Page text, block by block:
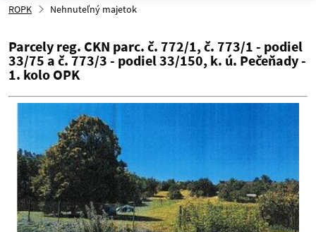
ROPK Nehnuteľný majetok
Parcely reg. CKN parc. č. 772/1, č. 773/1 - podiel
33/75 a č. 773/3 - podiel 33/150, k. ú. Pečeňady -
1. kolo OPK